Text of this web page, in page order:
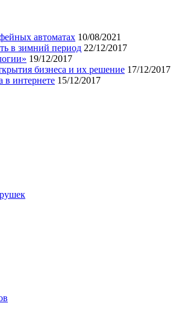
автоматах 10/08/2021
в зимний период 22/12/2017
19/12/2017
бизнеса и их решение 17/12/2017
в интернете 15/12/2017